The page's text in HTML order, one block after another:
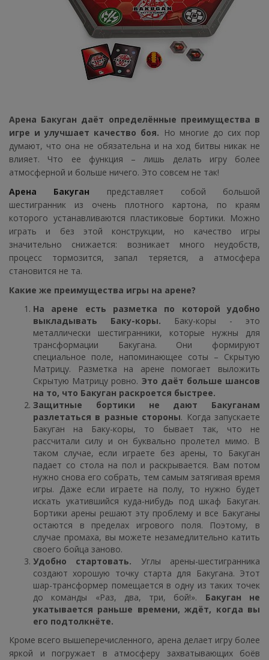
Арена Бакуган даёт определённые преимущества в
игре и улучшает качество боя. Но многие до сих пор
думают, что она не обязательна и на ход битвы никак не
влияет. Что ее функция – лишь делать игру более
атмосферной и больше ничего. Это совсем не так!
Арена Бакуган представляет собой большой
шестигранник из очень плотного картона, по краям
которого устанавливаются пластиковые бортики. Можно
играть и без этой конструкции, но качество игры
значительно снижается: возникает много неудобств,
процесс тормозится, запал теряется, а атмосфера
становится не та.
Какие же преимущества игры на арене?
На арене есть разметка по которой удобно
выкладывать Баку-коры. Баку-коры - это
металлически шестигранники, которые нужны для
трансформации Бакугана. Они формируют
специальное поле, напоминающее соты – Скрытую
Матрицу. Разметка на арене помогает выложить
Скрытую Матрицу ровно. Это даёт больше шансов
на то, что Бакуган раскроется быстрее.
Защитные бортики не дают Бакуганам
разлетаться в разные стороны. Когда запускаете
Бакуган на Баку-коры, то бывает так, что не
рассчитали силу и он буквально пролетел мимо. В
таком случае, если играете без арены, то Бакуган
падает со стола на пол и раскрывается. Вам потом
нужно снова его собрать, тем самым затягивая время
игры. Даже если играете на полу, то нужно будет
искать укатившийся куда-нибудь под шкаф Бакуган.
Бортики арены решают эту проблему и все Бакуганы
остаются в пределах игрового поля. Поэтому, в
случае промаха, вы можете незамедлительно катить
своего бойца заново.
Удобно стартовать. Углы арены-шестигранника
создают хорошую точку старта для Бакугана. Этот
шар-трансформер помещается в одну из таких точек
до команды «Раз, два, три, бой!». Бакуган не
укатывается раньше времени, ждёт, когда вы
его подтолкнёте.
Кроме всего вышеперечисленного, арена делает игру более
яркой и погружает в атмосферу захватывающих боёв